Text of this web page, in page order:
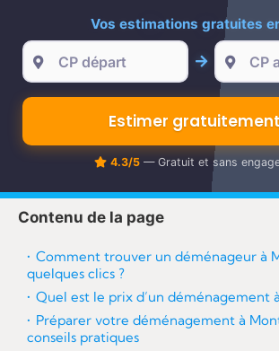
Vos estimations gratuites
Estimer gratuitement
4.3/5 — Gratuit et sans
Contenu de la page
Comment trouver un déménageur à
quelques clics ?
Quel est le prix d’un déménagement
Préparer votre déménagement à
conseils pratiques